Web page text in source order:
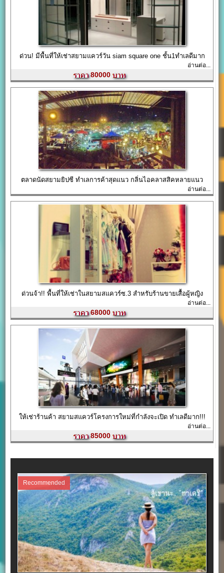
ด่วน! มีพื้นที่ให้เช่าสยามแควร์วัน siam square one ชั้น1ทำเลดีมาก
อ่านต่อ...
80000
ตลาดนัดสยามยิปซี ทำเลการค้าสุดแนว กลิ่นไอคลาสสิคหลายแนว
อ่านต่อ...
ด่วนจ้า!! พื้นที่ให้เช่าในสยามสแควร์ซ.3 สำหรับร้านขายเสื้อผู้หญิง
อ่านต่อ...
68000
ให้เช่าร้านค้า สยามสแควร์โครงการใหม่ที่กำลังจะเปิด ทำเลดีมาก!!!
อ่านต่อ...
85000
Recommended